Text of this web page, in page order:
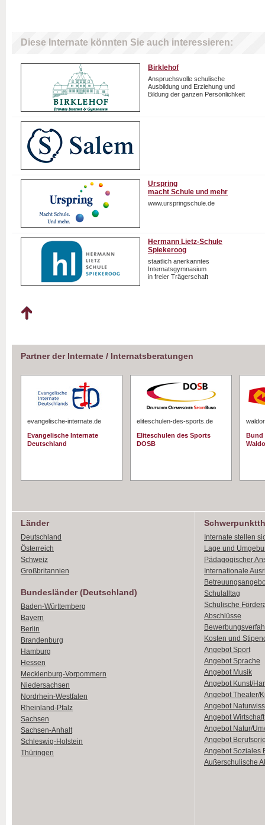
Diese Internate könnten Sie auch interessieren:
Birklehof
Anspruchsvolle schulische
Ausbildung und Erziehung und
Bildung der ganzen Persönlichkeit
Urspring
macht Schule und mehr
www.urspringschule.de
Hermann Lietz-Schule
Spiekeroog
staatlich anerkanntes
Internatsgymnasium
in freier Trägerschaft
Partner der Internate / Internatsberatungen
evangelische-internate.de
Evangelische Internate
Deutschland
eliteschulen-des-sports.de
Eliteschulen des Sports
DOSB
Bund
Länder
Deutschland
Österreich
Schweiz
Großbritannien
Bundesländer (Deutschland)
Baden-Württemberg
Bayern
Berlin
Brandenburg
Hamburg
Hessen
Mecklenburg-Vorpommern
Niedersachsen
Nordrhein-Westfalen
Rheinland-Pfalz
Sachsen
Sachsen-Anhalt
Schleswig-Holstein
Thüringen
Internate stellen
Lage und
Pädagogischer
Internationale
Schulalltag
Schulische
Abschlüsse
Kosten und
Angebot Sport
Angebot Sprache
Angebot Musik
Angebot Kunst/
Angebot Theater/
Angebot
Angebot Wirtschaft
Angebot Natur/
Angebot
Angebot Soziales
Außerschulische